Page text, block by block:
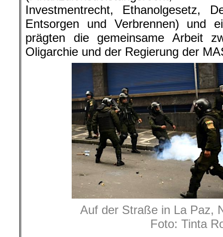
Investmentrecht, Ethanolgesetz,
Entsorgen und Verbrennen) und
prägten die gemeinsame Arbeit
Oligarchie und der Regierung der
Auf der Straße in La Paz,
Foto: Tinta